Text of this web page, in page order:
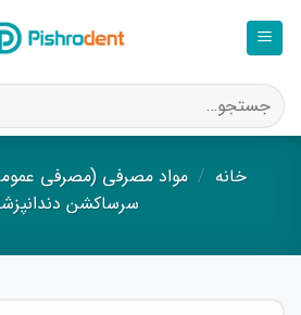
جستجو
برای:
خانه / مواد مصرفی (مصرفی
سرساکشن